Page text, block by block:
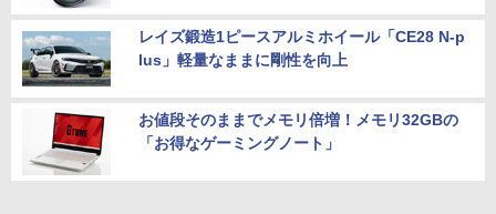
レイズ鍛造1ピースアルミホイール「CE28 N-p
lus」軽量なままに剛性を向上
お値段そのままでメモリ倍増！メモリ32GBの
「お得なゲーミングノート」